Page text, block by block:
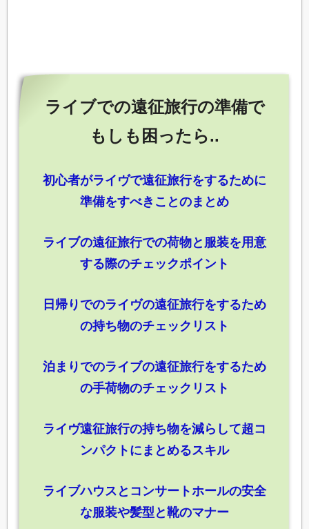
ライブでの遠征旅行の準備で
もしも困ったら..
初心者がライヴで遠征旅行をするために
準備をすべきことのまとめ
ライブの遠征旅行での荷物と服装を用意
する際のチェックポイント
日帰りでのライヴの遠征旅行をするため
の持ち物のチェックリスト
泊まりでのライブの遠征旅行をするため
の手荷物のチェックリスト
ライヴ遠征旅行の持ち物を減らして超コ
ンパクトにまとめるスキル
ライブハウスとコンサートホールの安全
な服装や髪型と靴のマナー